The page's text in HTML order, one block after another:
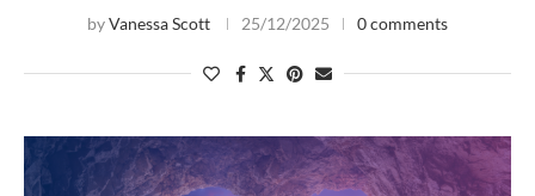
byVanessa Scott 25/12/2025 0 comments